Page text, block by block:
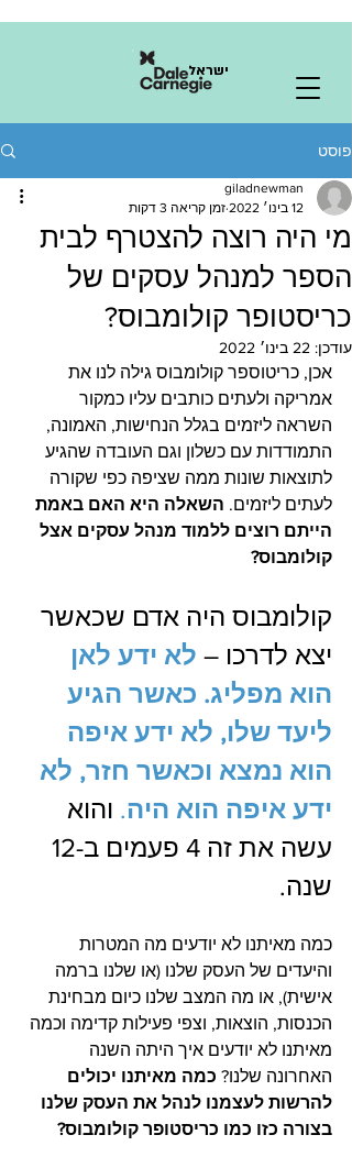
ישראל
פוסט
מי היה רוצה להצטרף לבית
הספר למנהל עסקים של
כריסטופר קולומבוס?
giladnewman
12 בינו׳ 2022
זמן קריאה 3 דקות
עודכן: 22 בינו׳ 2022
אכן, כריטוספר קולומבוס גילה לנו את
אמריקה ולעתים כותבים עליו כמקור
השראה ליזמים בגלל הנחישות, האמונה,
התמודדות עם כשלון וגם העובדה שהגיע
לתוצאות שונות ממה שציפה כפי שקורה
לעתים ליזמים. השאלה היא האם באמת
הייתם רוצים ללמוד מנהל עסקים אצל
קולומבוס?
קולומבוס היה אדם שכאשר
יצא לדרכו – לא ידע לאן
הוא מפליג. כאשר הגיע
ליעד שלו, לא ידע איפה
הוא נמצא וכאשר חזר, לא
ידע איפה הוא היה. והוא
שנה.
כמה מאיתנו לא יודעים מה המטרות
והיעדים של העסק שלנו (או שלנו ברמה
אישית), או מה המצב שלנו כיום מבחינת
הכנסות, הוצאות, וצפי פעילות קדימה וכמה
מאיתנו לא יודעים איך היתה השנה
האחרונה שלנו? כמה מאיתנו יכולים
להרשות לעצמנו לנהל את העסק שלנו
בצורה כזו כמו כריסטופר קולומבוס?